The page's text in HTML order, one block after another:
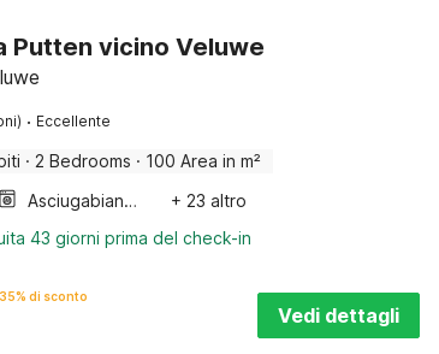
Putten vicino Veluwe
· Eccellente
· 2 Bedrooms · 100 Area in m²
Asciugabiancheria
+ 23 altro
43 giorni prima del check-in
35% di sconto
Vedi dettagli